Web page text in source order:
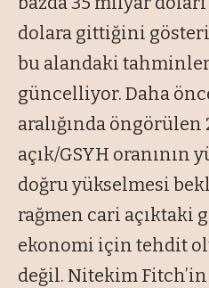
dolara gittiğini
bu alandaki
güncelliyor. Daha
aralığında öngörülen
açık/GSYH oranının
doğru yükselmesi
rağmen cari açıktaki
ekonomi için tehdit
değil. Nitekim